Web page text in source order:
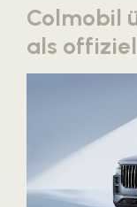
Cineplexx
Controller
Designer
Colmobil
als